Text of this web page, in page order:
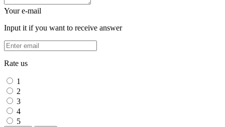
Your e-mail
Input it if you want to receive answer
Rate us
1
2
3
4
5